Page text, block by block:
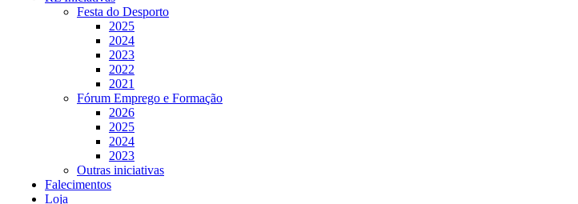
Festa do Desporto
2025
2024
2023
2022
2021
Fórum Emprego e Formação
2026
2025
2024
2023
Outras iniciativas
Falecimentos
Loja